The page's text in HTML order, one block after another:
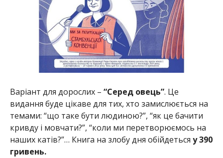
Варіант для дорослих – “Серед овець”. Це
видання буде цікаве для тих, хто замислюється на
темами: “що таке бути людиною?”, “як це бачити
кривду і мовчати?”, “коли ми перетворюємось на
наших катів?”… Книга на злобу дня обійдеться у 390
гривень.